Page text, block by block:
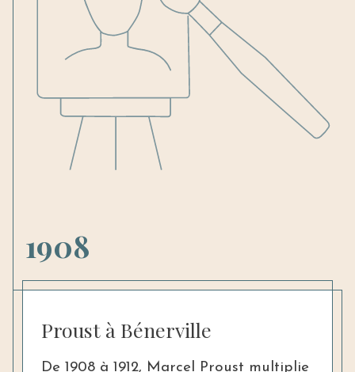
1908
Proust à Bénerville
De 1908 à 1912, Marcel Proust multiplie